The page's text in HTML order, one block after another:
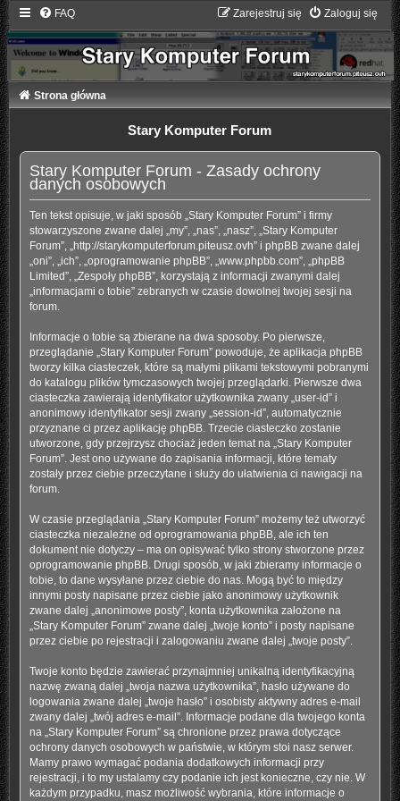
FAQ Zaloguj się
Zarejestruj się
Strona główna
Stary Komputer Forum
Stary Komputer Forum - Zasady ochrony
danych osobowych
Ten tekst opisuje, w jaki sposób „Stary Komputer Forum” i firmy
stowarzyszone zwane dalej „my”, „nas”, „nasz”, „Stary Komputer
Forum”, „http://starykomputerforum.piteusz.ovh” i phpBB zwane dalej
„oni”, „ich”, „oprogramowanie phpBB”, „www.phpbb.com”, „phpBB
Limited”, „Zespoły phpBB”, korzystają z informacji zwanymi dalej
„informacjami o tobie” zebranych w czasie dowolnej twojej sesji na
forum.
Informacje o tobie są zbierane na dwa sposoby. Po pierwsze,
przeglądanie „Stary Komputer Forum” powoduje, że aplikacja phpBB
tworzy kilka ciasteczek, które są małymi plikami tekstowymi pobranymi
do katalogu plików tymczasowych twojej przeglądarki. Pierwsze dwa
ciasteczka zawierają identyfikator użytkownika zwany „user-id” i
anonimowy identyfikator sesji zwany „session-id”, automatycznie
przyznane ci przez aplikację phpBB. Trzecie ciasteczko zostanie
utworzone, gdy przejrzysz chociaż jeden temat na „Stary Komputer
Forum”. Jest ono używane do zapisania informacji, które tematy
zostały przez ciebie przeczytane i służy do ułatwienia ci nawigacji na
forum.
W czasie przeglądania „Stary Komputer Forum” możemy też utworzyć
ciasteczka niezależne od oprogramowania phpBB, ale ich ten
dokument nie dotyczy – ma on opisywać tylko strony stworzone przez
oprogramowanie phpBB. Drugi sposób, w jaki zbieramy informacje o
tobie, to dane wysyłane przez ciebie do nas. Mogą być to między
innymi posty napisane przez ciebie jako anonimowy użytkownik
zwane dalej „anonimowe posty”, konta użytkownika założone na
„Stary Komputer Forum” zwane dalej „twoje konto” i posty napisane
przez ciebie po rejestracji i zalogowaniu zwane dalej „twoje posty”.
Twoje konto będzie zawierać przynajmniej unikalną identyfikacyjną
nazwę zwaną dalej „twoja nazwa użytkownika”, hasło używane do
logowania zwane dalej „twoje hasło” i osobisty aktywny adres e-mail
zwany dalej „twój adres e-mail”. Informacje podane dla twojego konta
na „Stary Komputer Forum” są chronione przez prawa dotyczące
ochrony danych osobowych w państwie, w którym stoi nasz serwer.
Mamy prawo wymagać podania dodatkowych informacji przy
rejestracji, i to my ustalamy czy podanie ich jest konieczne, czy nie. W
każdym przypadku, masz możliwość wybrania, które informacje o